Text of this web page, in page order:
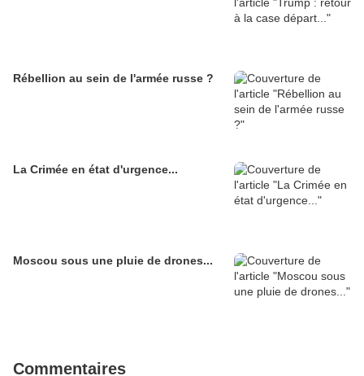
Rébellion au sein de l'armée russe ?
La Crimée en état d'urgence...
Moscou sous une pluie de drones...
Commentaires